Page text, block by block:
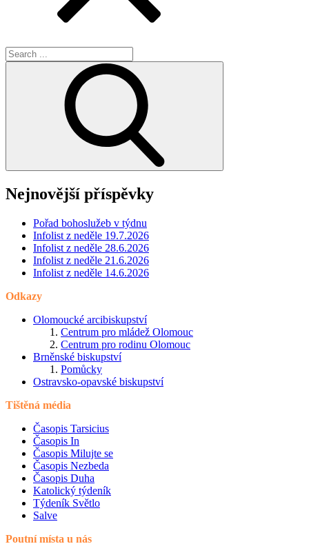
Search
for:
Nejnovější příspěvky
Pořad bohoslužeb v týdnu
Infolist z neděle 19.7.2026
Infolist z neděle 28.6.2026
Infolist z neděle 21.6.2026
Infolist z neděle 14.6.2026
Odkazy
Olomoucké arcibiskupství
Centrum pro mládež Olomouc
Centrum pro rodinu Olomouc
Brněnské biskupství
Pomůcky
Ostravsko-opavské biskupství
Tištěná média
Časopis Tarsicius
Časopis In
Časopis Milujte se
Časopis Nezbeda
Časopis Duha
Katolický týdeník
Týdeník Světlo
Salve
Poutní místa u nás